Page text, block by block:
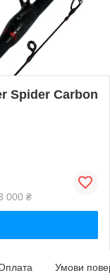
Spider Carbon
000 ₴
Умови